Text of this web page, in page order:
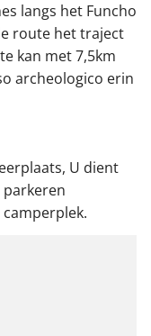
langs het Funcho
route het traject
kan met 7,5km
archeologico erin
U dient